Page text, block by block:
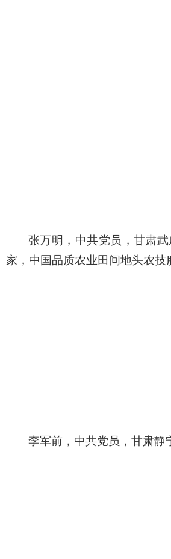
张万明，中共党员，甘肃
家，中国品质农业田间地头农技
李军前，中共党员，甘肃静